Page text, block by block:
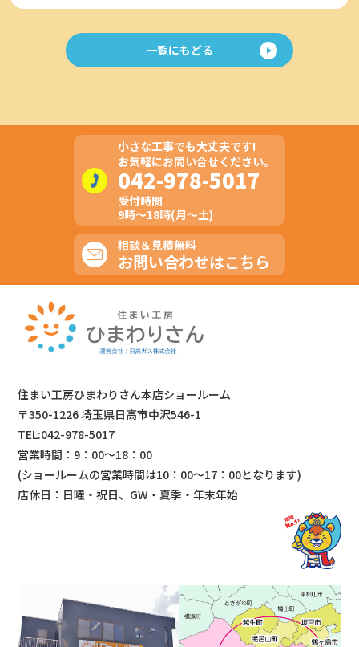
一覧にもどる
小さな工事でも大丈夫です!
お気軽にお問い合せください。
042-978-5017
受付時間
9時～18時(月～土)
相談＆見積無料
お問い合わせはこちら
住まい工房ひまわりさん本店ショールーム
〒350-1226 埼玉県日高市中沢546-1
TEL:042-978-5017
営業時間：9：00～18：00
(ショールームの営業時間は10：00～17：00となります)
店休日：日曜・祝日、GW・夏季・年末年始